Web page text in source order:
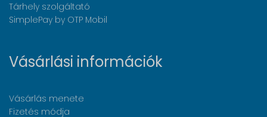
Tárhely szolgáltató
SimplePay by OTP Mobil
Vásárlási információk
Vásárlás menete
Fizetés módja